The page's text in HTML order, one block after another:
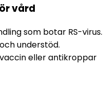
vård
som botar RS-virus.
understöd.
eller antikroppar